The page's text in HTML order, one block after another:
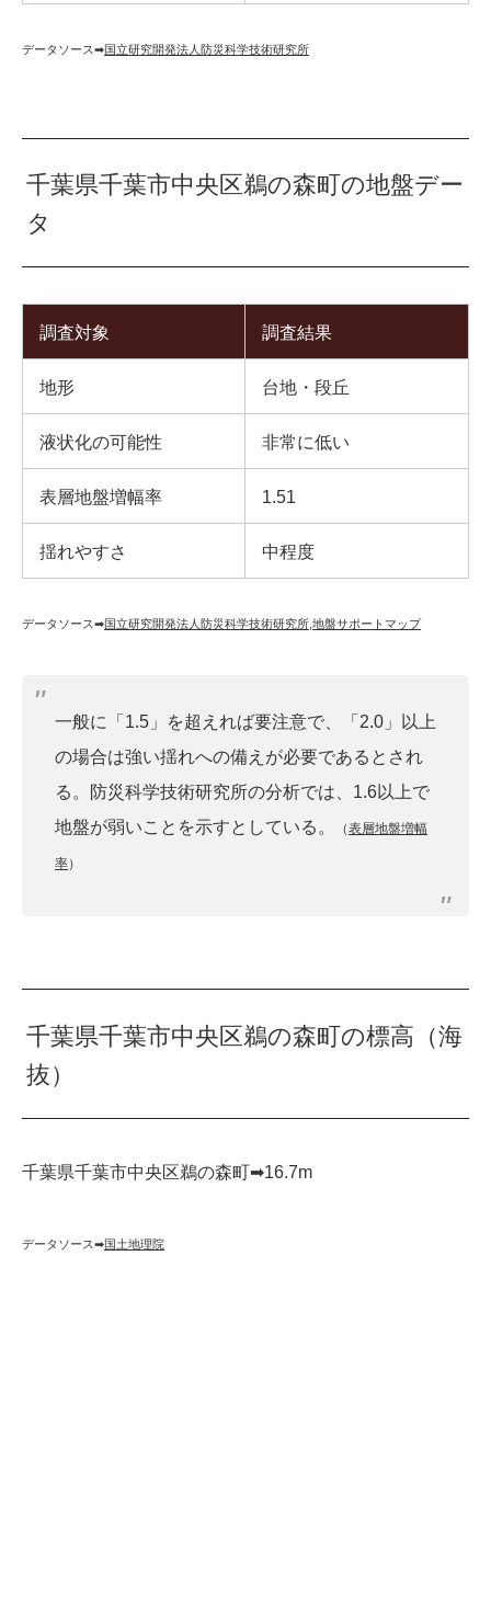
データソース➡︎国立研究開発法人防災科学技術研究所
千葉県千葉市中央区鵜の森町の地盤デー
タ
調査対象 調査結果
地形 台地・段丘
液状化の可能性 非常に低い
表層地盤増幅率 1.51
揺れやすさ 中程度
データソース➡︎国立研究開発法人防災科学技術研究所 地盤サポートマップ
一般に「1.5」を超えれば要注意で、「2.0」以上
の場合は強い揺れへの備えが必要であるとされ
る。防災科学技術研究所の分析では、1.6以上で
地盤が弱いことを示すとしている。
（表層地盤増幅
率）
千葉県千葉市中央区鵜の森町の標高（海
抜）
千葉県千葉市中央区鵜の森町➡︎16.7m
データソース➡︎国土地理院